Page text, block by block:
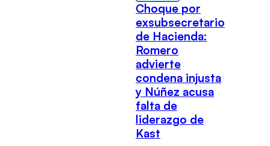
Choque por
exsubsecretario
de Hacienda:
Romero
advierte
condena injusta
y Núñez acusa
falta de
liderazgo de
Kast